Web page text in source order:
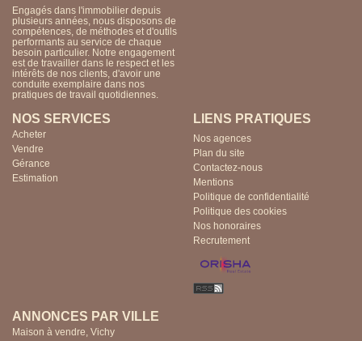
VERNET 03200
COMPROMIS DE VENTE....EN EXCLUSIVITE....DANS
VILLAGE COTE A 5 MINUTES DE VICHY A VENDRE
ET FOND DE COMMERCE BAR TABAC PRESSE
DE 50 ANS D'EXISTENCE. BILAN SUR DEMANDE
DE 30 M2 AVEC SA SALLE DE RESTAURANT DE 51
( CA A DEVELOPPER )~AU 1ER :
VASTE SEJOUR , CUISINE,1 CHAMBRE
D'EAU ET WC.~AU 2 IEME ETG : DEGAGEMENT,
WC ET 3 CHAMBRES .~AU 3 IEME ETG UN
AMENAGEABLE DE 50 M2.~CAVE ET TERRASSE
COMPLETER CE BIEN....~AFFAIRE SAINE
POSITIF....
Engagés dans l'immobilier depuis
plusieurs années, nous disposons de
compétences, de méthodes et d'outils
performants au service de chaque
besoin particulier. Notre engagement
est de travailler dans le respect et les
intérêts de nos clients, d'avoir une
conduite exemplaire dans nos
pratiques de travail quotidiennes.
Engagés dans l'immobilier depuis
plusieurs années, nous disposons de
compétences, de méthodes et d'outils
performants au service de chaque
besoin particulier. Notre engagement
est de travailler dans le respect et les
intérêts de nos clients, d'avoir une
conduite exemplaire dans nos
pratiques de travail quotidiennes.
NOS SERVICES
Acheter
Vendre
Gérance
Estimation
LIENS PRATIQUES
Nos agences
Plan du site
Contactez-nous
Mentions
Politique de confidentialité
Politique des cookies
Nos honoraires
Recrutement
ANNONCES PAR VILLE
Maison à vendre, Vichy